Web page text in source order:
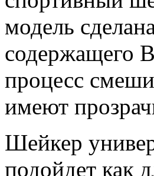
модель
содержащего
процесс
имеют
Шейкер
подойдет как